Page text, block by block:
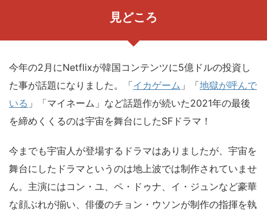
見どころ
今年の2月にNetflixが韓国コンテンツに5億ドルの投資し
た事が話題になりました。「イカゲーム 」「地獄が呼んで
いる 」「マイネーム」など話題作が続いた2021年の最後
を締めくくるのは宇宙を舞台にしたSFドラマ！
今までも宇宙人が登場するドラマはありましたが、宇宙を
舞台にしたドラマというのは地上波では制作されていませ
ん。主演にはコン・ユ、ペ・ドゥナ、イ・ジュンなど豪華
な顔ぶれが揃い、俳優のチョン・ウソンが制作の指揮を執